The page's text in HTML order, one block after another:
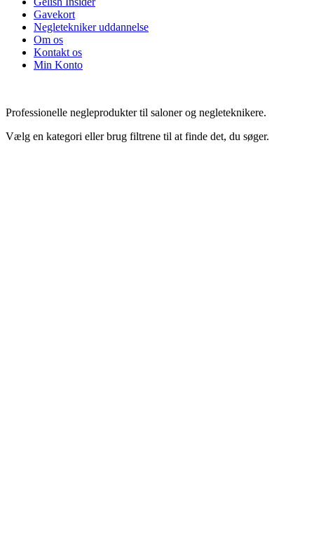
Gavekort
Negletekniker uddannelse
Om os
Kontakt os
Min Konto
Professionelle negleprodukter til saloner og negleteknikere.
Vælg en kategori eller brug filtrene til at finde det, du søger.